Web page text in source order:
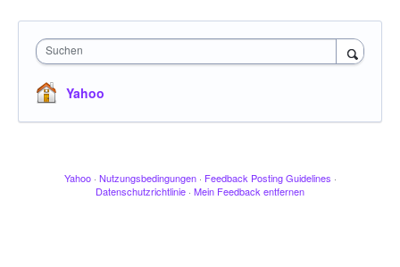
Suchen
Yahoo
Yahoo · Nutzungsbedingungen · Feedback Posting Guidelines ·
Datenschutzrichtlinie · Mein Feedback entfernen